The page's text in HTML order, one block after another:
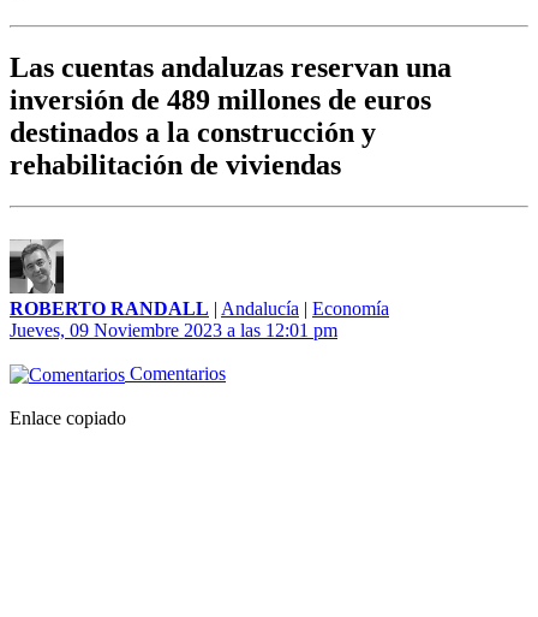
Las cuentas andaluzas reservan una
inversión de 489 millones de euros
destinados a la construcción y
rehabilitación de viviendas
ROBERTO RANDALL | Andalucía | Economía
Jueves, 09 Noviembre 2023 a las 12:01 pm
Comentarios
Enlace copiado